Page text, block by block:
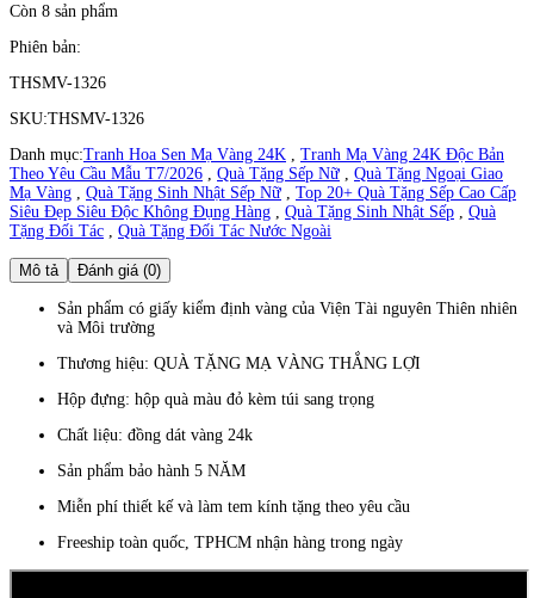
Còn 8 sản phẩm
Phiên bản:
THSMV-1326
SKU:THSMV-1326
Danh mục:Tranh Hoa Sen Mạ Vàng 24K
Tranh Mạ Vàng 24K Độc Bản
Theo Yêu Cầu Mẫu T7/2026
Quà Tặng Sếp Nữ
Quà Tặng Ngoại Giao
Mạ Vàng
Quà Tặng Sinh Nhật Sếp Nữ
Top 20+ Quà Tặng Sếp Cao Cấp
Siêu Đẹp Siêu Độc Không Đụng Hàng
Quà Tặng Sinh Nhật Sếp
Quà
Tặng Đối Tác
Quà Tặng Đối Tác Nước Ngoài
Mô tả Đánh giá (0)
Sản phẩm có giấy kiểm định vàng của Viện Tài nguyên Thiên nhiên
và Môi trường
Thương hiệu: QUÀ TẶNG MẠ VÀNG THẮNG LỢI
Hộp đựng: hộp quà màu đỏ kèm túi sang trọng
Chất liệu: đồng dát vàng 24k
Sản phẩm bảo hành 5 NĂM
Miễn phí thiết kế và làm tem kính tặng theo yêu cầu
Freeship toàn quốc, TPHCM nhận hàng trong ngày